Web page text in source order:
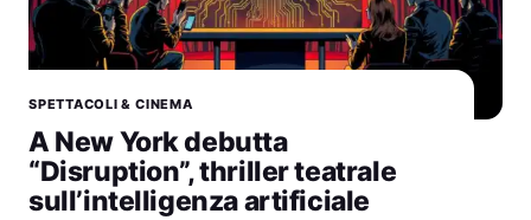
SPETTACOLI & CINEMA
A New York debutta
“Disruption”, thriller teatrale
sull’intelligenza artificiale